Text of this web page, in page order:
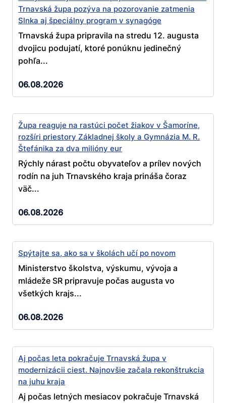
Trnavská župa pozýva na pozorovanie zatmenia
Slnka aj špeciálny program v synagóge
Trnavská župa pripravila na stredu 12. augusta
dvojicu podujatí, ktoré ponúknu jedinečný
pohľa...
06.08.2026
Župa reaguje na rastúci počet žiakov v Šamoríne,
rozšíri priestory Základnej školy a Gymnázia M. R.
Štefánika za dva milióny eur
Rýchly nárast počtu obyvateľov a prílev nových
rodín na juh Trnavského kraja prináša čoraz
väč...
06.08.2026
Spýtajte sa, ako sa v školách učí po novom
Ministerstvo školstva, výskumu, vývoja a
mládeže SR pripravuje počas augusta vo
všetkých krajs...
06.08.2026
Aj počas leta pokračuje Trnavská župa v
modernizácii ciest. Najnovšie začala rekonštrukcia
na juhu kraja
Aj počas letných mesiacov pokračuje Trnavská